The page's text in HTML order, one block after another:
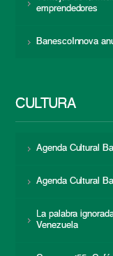
emprendedores
BanescoInnova
CULTURA
Agenda Cultural
Agenda Cultural
La palabra
Venezuela